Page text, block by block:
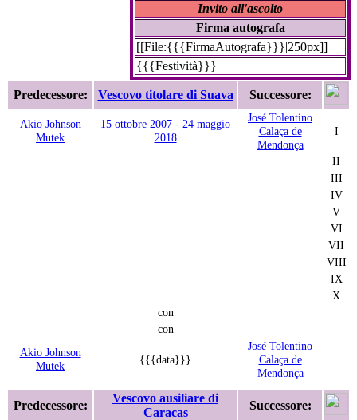
Invito all'ascolto
Firma autografa
[[File:{{{FirmaAutografa}}}|250px]]
{{{Festività}}}
Predecessore: Vescovo titolare di Suava Successore:
Akio Johnson
Mutek
15 ottobre 2007 - 24 maggio
2018
José Tolentino
Calaça de
Mendonça
I
II
III
IV
V
VI
VII
VIII
IX
X
con
con
Akio Johnson
Mutek
{{{data}}}
José Tolentino
Calaça de
Mendonça
Predecessore:
Vescovo ausiliare di
Caracas
Successore: